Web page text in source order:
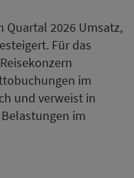
2026 Umsatz,
Für das
im
und verweist in
im